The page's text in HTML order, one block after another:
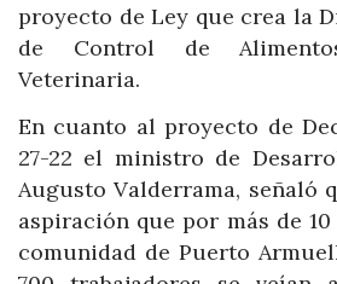
proyecto de Ley que crea la
de Control de
Veterinaria.
En cuanto al proyecto de
27-22 el ministro de
Augusto Valderrama, señaló
aspiración que por más de
comunidad de Puerto